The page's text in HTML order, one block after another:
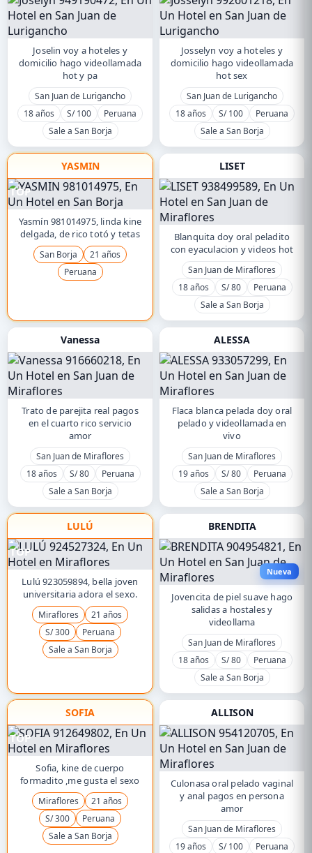
Joselin voy a hoteles y
domicilio hago videollamada
hot y pa
San Juan de Lurigancho
18 años
S/ 100
Peruana
Sale a San Borja
Josselyn voy a hoteles y
domicilio hago videollamada
hot sex
San Juan de Lurigancho
18 años
S/ 100
Peruana
Sale a San Borja
YASMIN
TOP
Yasmín 981014975, linda kine
delgada, de rico totó y tetas
San Borja
21 años
Peruana
LISET
Blanquita doy oral peladito
con eyaculacion y videos hot
San Juan de Miraflores
18 años
S/ 80
Peruana
Sale a San Borja
Vanessa
Trato de parejita real pagos
en el cuarto rico servicio
amor
San Juan de Miraflores
18 años
S/ 80
Peruana
Sale a San Borja
ALESSA
Flaca blanca pelada doy oral
pelado y videollamada en
vivo
San Juan de Miraflores
19 años
S/ 80
Peruana
Sale a San Borja
LULÚ
TOP
Lulú 923059894, bella joven
universitaria adora el sexo.
Miraflores
21 años
S/ 300
Peruana
Sale a San Borja
BRENDITA
Nueva
Jovencita de piel suave hago
salidas a hostales y
videollama
San Juan de Miraflores
18 años
S/ 80
Peruana
Sale a San Borja
SOFIA
TOP
Sofia, kine de cuerpo
formadito ,me gusta el sexo
Miraflores
21 años
S/ 300
Peruana
Sale a San Borja
ALLISON
Culonasa oral pelado vaginal
y anal pagos en persona
amor
San Juan de Miraflores
19 años
S/ 100 Peruana